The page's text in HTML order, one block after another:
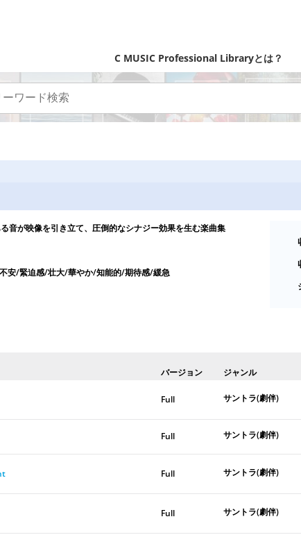
C MUSIC Professional Libraryとは？
音が映像を引き立て、圧倒的なシナジー効果を生む楽曲集
安/緊迫感/壮大/華やか/知能的/期待感/緩急
バージョン ジャンル
Full サントラ(劇伴)
Full サントラ(劇伴)
Full サントラ(劇伴)
Full サントラ(劇伴)